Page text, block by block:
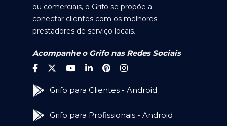
ou comerciais, o Grifo se propõe a
conectar clientes com os melhores
prestadores de serviço locais.
Acompanhe o Grifo nas Redes Sociais
Grifo para Clientes - Android
Grifo para Profissionais - Android